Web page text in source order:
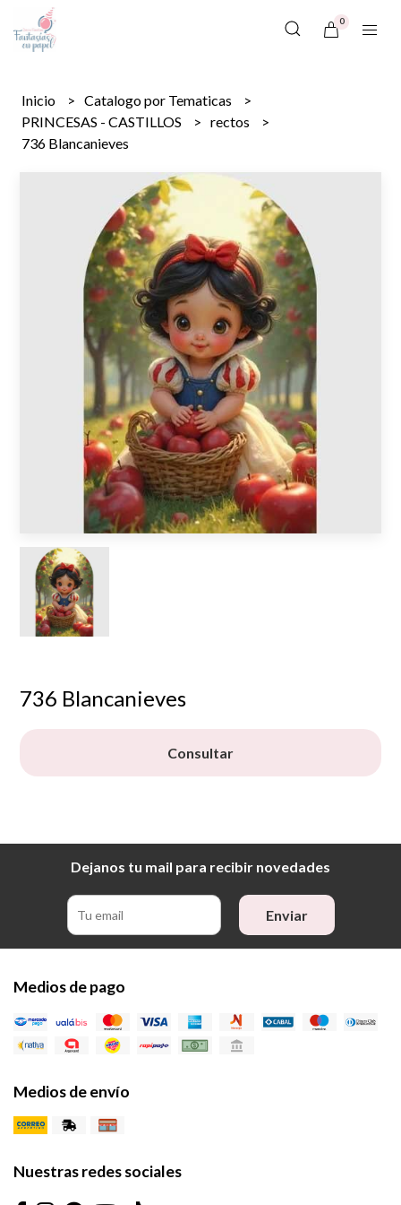
0
Inicio
Catalogo por Tematicas
PRINCESAS - CASTILLOS
rectos
736 Blancanieves
736 Blancanieves
Consultar
Dejanos tu mail para recibir novedades
Enviar
Medios de pago
Medios de envío
Nuestras redes sociales